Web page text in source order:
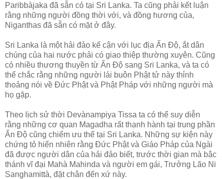
Paribbàjaka đã sẵn có tại Sri Lanka. Ta cũng phải kết luận
rằng những người đồng thời với, và đồng hương của,
Niganthas đã sẵn có mặt ở đây.
Sri Lanka là một hải đảo kế cận với lục địa Ấn Ðộ, ắt dân
chúng của hai nước phải có giao thiệp thường xuyên. Cũng
có nhiều thương thuyền từ Ấn Ðộ sang Sri Lanka, và ta có
thể chắc rằng những người lái buôn Phật tử này thỉnh
thoảng nói về Ðức Phật và Phật Pháp với những người mà
họ gặp.
Theo lịch sử thời Devànampiya Tissa ta có thể suy diễn
rằng những cơ quan Magadha rất thạnh hành tại trung phần
Ấn Ðộ cũng chiếm ưu thế tại Sri Lanka. Những sự kiện này
chứng tỏ hiển nhiên rằng Ðức Phật và Giáo Pháp của Ngài
đã được người dân của hải đảo biết, trước thời gian mà bậc
thánh vĩ đại Mahà Mahinda và người em gái, Trưởng Lão Ni
Sanghamittà, đặt chân đến xứ này.